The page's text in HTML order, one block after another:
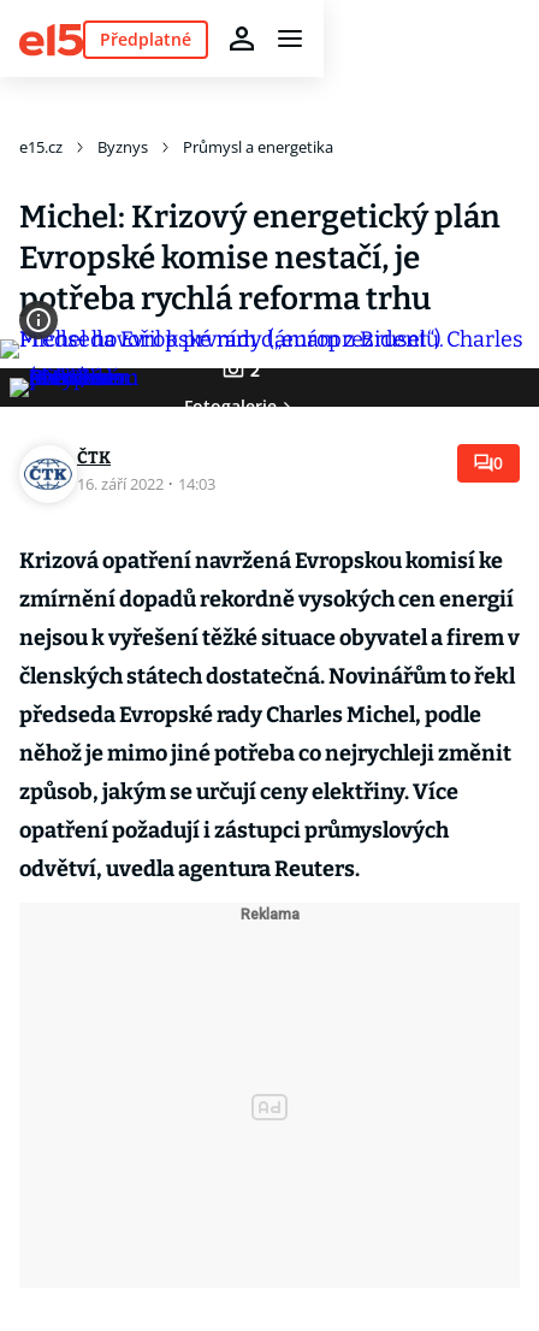
Předplatné
e15.cz Byznys Průmysl a energetika
Michel: Krizový energetický plán
Evropské komise nestačí, je
potřeba rychlá reforma trhu
2
Fotogalerie
ČTK
16. září 2022 · 14:03
0
Krizová opatření navržená Evropskou komisí ke
zmírnění dopadů rekordně vysokých cen energií
nejsou k vyřešení těžké situace obyvatel a firem v
členských státech dostatečná. Novinářům to řekl
předseda Evropské rady Charles Michel, podle
něhož je mimo jiné potřeba co nejrychleji změnit
způsob, jakým se určují ceny elektřiny. Více
opatření požadují i zástupci průmyslových
odvětví, uvedla agentura Reuters.